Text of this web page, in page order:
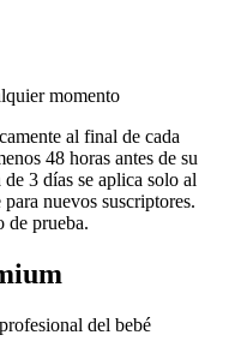
momento
al final de cada
48 horas antes de su
3 días se aplica solo al
nuevos suscriptores.
de prueba.
del bebé